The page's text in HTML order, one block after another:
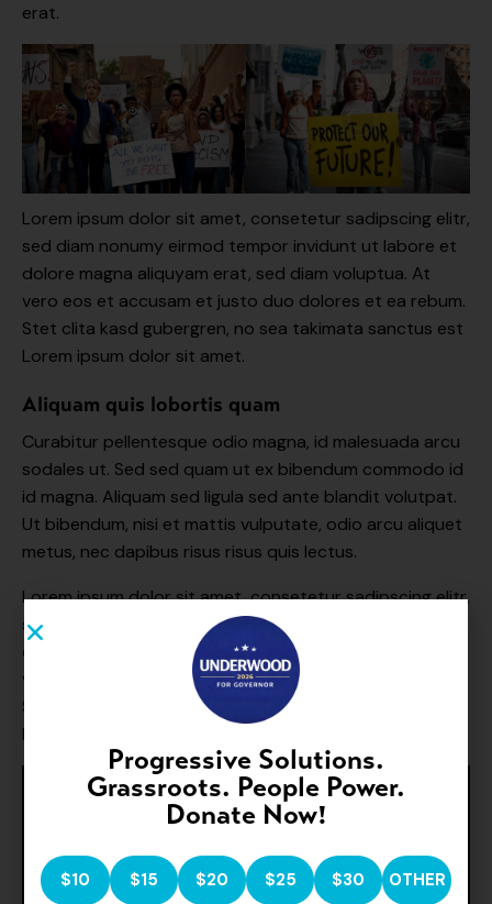
erat.
Lorem ipsum dolor sit amet, consetetur sadipscing elitr,
sed diam nonumy eirmod tempor invidunt ut labore et
dolore magna aliquyam erat, sed diam voluptua. At
vero eos et accusam et justo duo dolores et ea rebum.
Stet clita kasd gubergren, no sea takimata sanctus est
Lorem ipsum dolor sit amet.
Aliquam quis lobortis quam
Curabitur pellentesque odio magna, id malesuada arcu
sodales ut. Sed sed quam ut ex bibendum commodo id
id magna. Aliquam sed ligula sed ante blandit volutpat.
Ut bibendum, nisi et mattis vulputate, odio arcu aliquet
metus, nec dapibus risus risus quis lectus.
Lorem ipsum dolor sit amet, consetetur sadipscing elitr,
sed diam nonumy eirmod tempor invidunt ut labore et
dolore magna aliquyam erat, sed diam voluptua. At
vero eos et accusam et justo duo dolores et ea rebum.
Stet clita kasd gubergren, no sea takimata sanctus est
Lorem ipsum dolor sit amet.
Progressive Solutions.
Grassroots. People Power.
Donate Now!
$10 $15 $20 $25 $30 OTHER